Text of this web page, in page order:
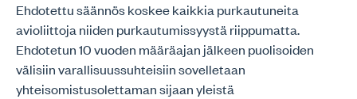
Ehdotettu säännös koskee kaikkia purkautuneita
avioliittoja niiden purkautumissyystä riippumatta.
Ehdotetun 10 vuoden määräajan jälkeen puolisoiden
välisiin varallisuussuhteisiin sovelletaan
yhteisomistusolettaman sijaan yleistä